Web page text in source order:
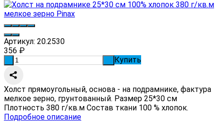
Артикул: 20.2530
356 ₽
Купить
Холст прямоугольный, основа - на подрамнике, фактура
мелкое зерно, грунтованный. Размер 25*30 см
Плотность 380 г/кв.м Состав ткани 100 % хлопок.
Подробное описание